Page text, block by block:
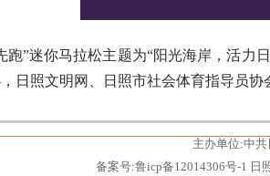
”迷你马拉松主题为“阳光海岸，活力
日照文明网、日照市社会体育指导员
主办单位:中
备案号:鲁icp备12014306号-1